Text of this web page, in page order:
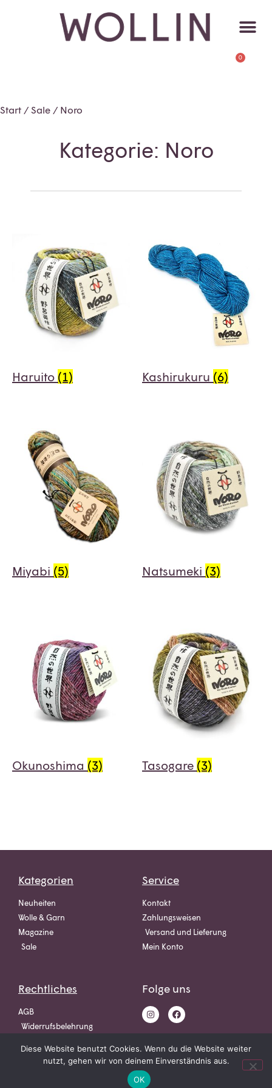
0
Start / Sale / Noro
Kategorie: Noro
Haruito (1) Kashirukuru (6)
Miyabi (5) Natsumeki (3)
Okunoshima (3) Tasogare (3)
Kategorien
Neuheiten
Wolle & Garn
Magazine
Sale
Service
Kontakt
Zahlungsweisen
Versand und Lieferung
Mein Konto
Rechtliches
AGB
Widerrufsbelehrung
Folge uns
Diese Website benutzt Cookies. Wenn du die Website weiter
nutzt, gehen wir von deinem Einverständnis aus.
OK